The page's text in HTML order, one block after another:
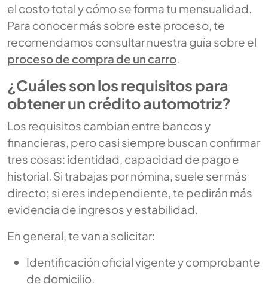
el costo total y cómo se forma tu mensualidad.
Para conocer más sobre este proceso, te
recomendamos consultar nuestra guía sobre el
proceso de compra de un carro
¿Cuáles son los requisitos para
obtener un crédito automotriz?
Los requisitos cambian entre bancos y
financieras, pero casi siempre buscan confirmar
tres cosas: identidad, capacidad de pago e
historial. Si trabajas por nómina, suele ser más
directo; si eres independiente, te pedirán más
evidencia de ingresos y estabilidad.
En general, te van a solicitar:
Identificación oficial vigente y comprobante
de domicilio.